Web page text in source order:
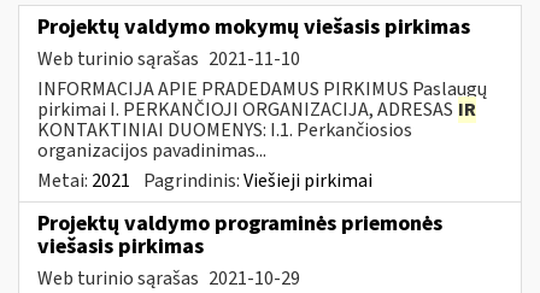
Projektų valdymo mokymų viešasis pirkimas
Web turinio sąrašas 2021-11-10
INFORMACIJA APIE PRADEDAMUS PIRKIMUS Paslaugų
pirkimai I. PERKANČIOJI ORGANIZACIJA, ADRESAS IR
KONTAKTINIAI DUOMENYS: I.1. Perkančiosios
organizacijos pavadinimas...
Metai: 2021 Pagrindinis:Viešieji pirkimai
Projektų valdymo programinės priemonės
viešasis pirkimas
Web turinio sąrašas 2021-10-29